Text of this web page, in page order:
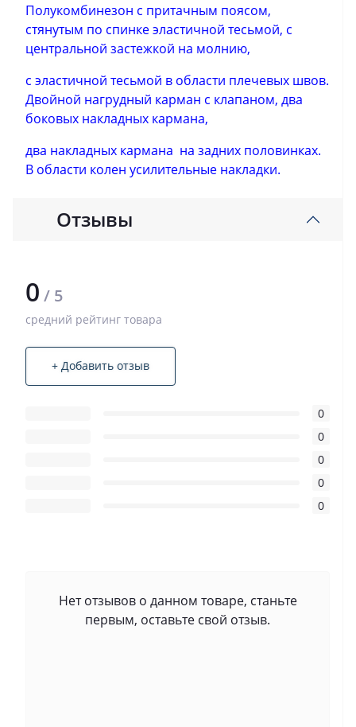
Полукомбинезон с притачным поясом,
стянутым по спинке эластичной тесьмой, с
центральной застежкой на молнию,
с эластичной тесьмой в области плечевых швов.
Двойной нагрудный карман с клапаном, два
боковых накладных кармана,
два накладных кармана на задних половинках.
В области колен усилительные накладки.
Отзывы
0 / 5
средний рейтинг товара
+ Добавить отзыв
0
0
0
0
0
Нет отзывов о данном товаре, станьте
первым, оставьте свой отзыв.